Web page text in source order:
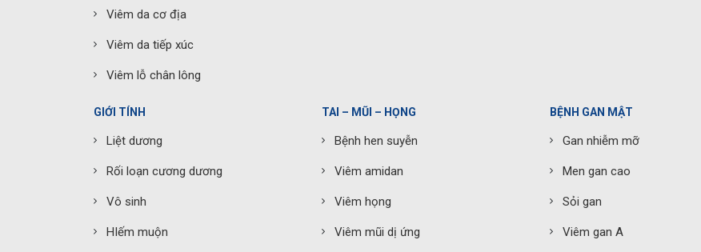
Viêm da cơ địa
Viêm da tiếp xúc
Viêm lỗ chân lông
GIỚI TÍNH
Liệt dương
Rối loạn cương dương
Vô sinh
HIếm muộn
TAI – MŨI – HỌNG
Bệnh hen suyễn
Viêm amidan
Viêm họng
Viêm mũi dị ứng
BỆNH GAN MẬT
Gan nhiễm mỡ
Men gan cao
Sỏi gan
Viêm gan A